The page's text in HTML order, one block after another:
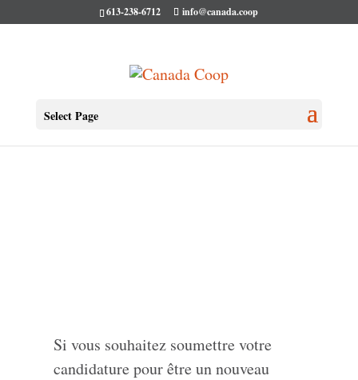
613-238-6712 info@canada.coop
Select Page
Si vous souhaitez soumettre votre
candidature pour être un nouveau